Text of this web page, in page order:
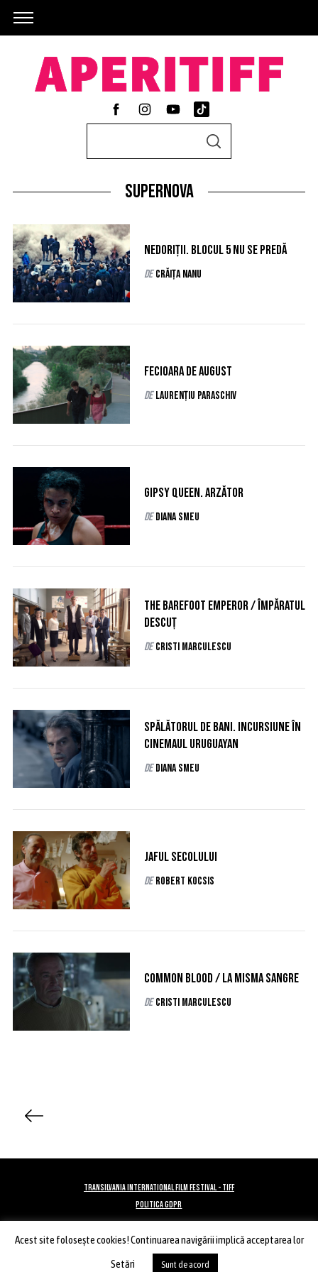
r
h
f
o
r
S
H
Supernova
Nedoriții. Blocul 5 nu se predă
de Crăița Nanu
Fecioara de august
de Laurențiu Paraschiv
Gipsy Queen. Arzător
de Diana Smeu
The Barefoot Emperor / Împăratul
descuț
de Cristi Marculescu
Spălătorul de bani. Incursiune în
cinemaul uruguayan
de Diana Smeu
Jaful secolului
de Robert Kocsis
Common Blood / La misma sangre
de Cristi Marculescu
i
ț
TRANSILVANIA INTERNATIONAL FILM FESTIVAL - TIFF
POLITICA GDPR
ÎNAPOI SUS
S
e
r
c
h
f
o
:
Acest site foloseşte cookies! Continuarea navigării implică acceptarea lor
Setări
Sunt de acord